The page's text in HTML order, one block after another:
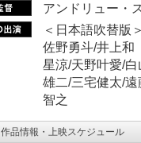
アンドリュー・
＜日本語吹替版
佐野勇斗/井上和
星涼/天野叶愛/
雄二/三宅健太/
智之
作品情報・上映スケジュール